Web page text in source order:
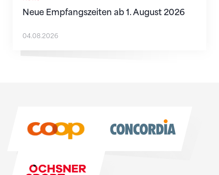
Neue Empfangszeiten ab 1. August 2026
04.08.2026